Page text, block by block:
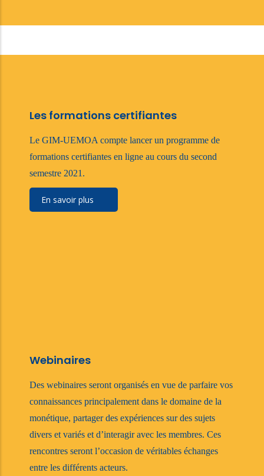
Les formations certifiantes
Le GIM-UEMOA compte lancer un programme de
formations certifiantes en ligne au cours du second
semestre 2021.
En savoir plus
Webinaires
Des webinaires seront organisés en vue de parfaire vos
connaissances principalement dans le domaine de la
monétique, partager des expériences sur des sujets
divers et variés et d’interagir avec les membres. Ces
rencontres seront l’occasion de véritables échanges
entre les différents acteurs.